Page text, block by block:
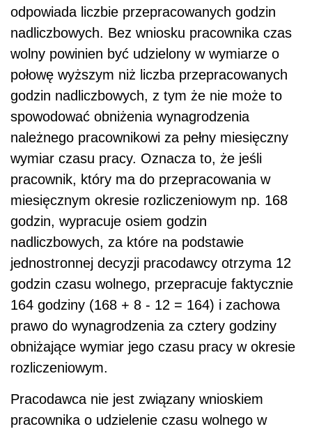
odpowiada liczbie przepracowanych godzin
nadliczbowych. Bez wniosku pracownika czas
wolny powinien być udzielony w wymiarze o
połowę wyższym niż liczba przepracowanych
godzin nadliczbowych, z tym że nie może to
spowodować obniżenia wynagrodzenia
należnego pracownikowi za pełny miesięczny
wymiar czasu pracy. Oznacza to, że jeśli
pracownik, który ma do przepracowania w
miesięcznym okresie rozliczeniowym np. 168
godzin, wypracuje osiem godzin
nadliczbowych, za które na podstawie
jednostronnej decyzji pracodawcy otrzyma 12
godzin czasu wolnego, przepracuje faktycznie
164 godziny (168 + 8 - 12 = 164) i zachowa
prawo do wynagrodzenia za cztery godziny
obniżające wymiar jego czasu pracy w okresie
rozliczeniowym.
Pracodawca nie jest związany wnioskiem
pracownika o udzielenie czasu wolnego w